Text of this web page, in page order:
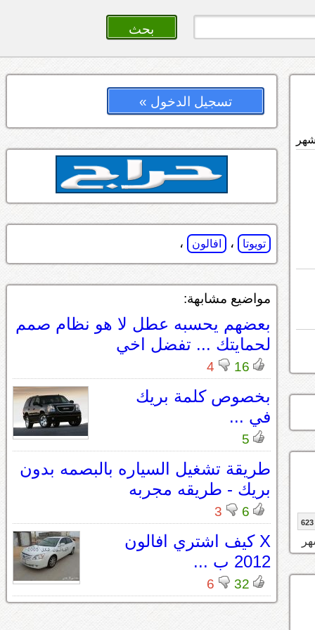
623
تسجيل الدخول »
تويوتا ، افالون ،
مواضيع مشابهة:
بعضهم يحسبه عطل لا هو نظام صمم
لحمايتك ... تفضل اخي
16
4
بخصوص كلمة بريك
في ...
5
طريقة تشغيل السياره بالبصمه بدون
بريك - طريقه مجربه
6
3
X كيف اشتري افالون
2012 ب ...
32
6